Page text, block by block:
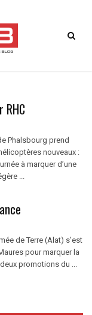
RHC
Phalsbourg prend
nouveaux :
à marquer d’une
...
de Terre (Alat) s’est
pour marquer la
promotions du ...